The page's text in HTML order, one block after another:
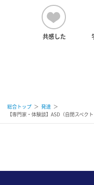
共感した
総合トップ ＞ 発達 ＞
【専門家・体験談】ASD（自閉スペ